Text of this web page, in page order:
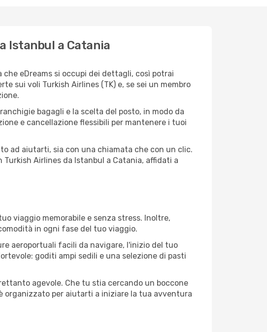
Istanbul a Catania
eDreams si occupi dei dettagli, così potrai
sui voli Turkish Airlines (TK) e, se sei un membro
bagagli e la scelta del posto, in modo da
e cancellazione flessibili per mantenere i tuoi
ad aiutarti, sia con una chiamata che con un clic.
Airlines da Istanbul a Catania, affidati a
viaggio memorabile e senza stress. Inoltre,
in ogni fase del tuo viaggio.
aeroportuali facili da navigare, l'inizio del tuo
goditi ampi sedili e una selezione di pasti
agevole. Che tu stia cercando un boccone
organizzato per aiutarti a iniziare la tua avventura